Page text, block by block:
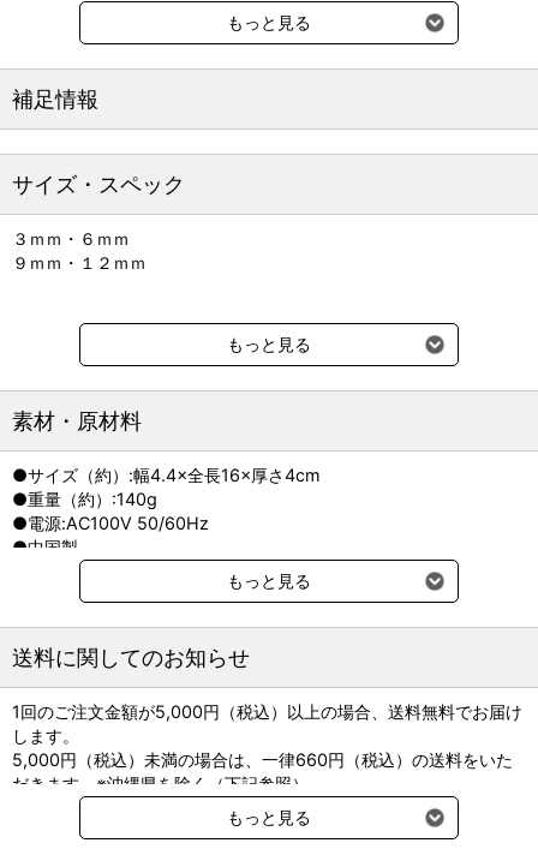
身だしなみカットはサマーカットやトリミングに。アタッチメント
を付けて、毛流れに沿ってカットするだけ。刈りすぎずきれいにカ
8時間フル充電で連続40分間コードレスで使用できます。コンセン
トにつないだままも使用できます。
◇コードレスでも使える「充電・交流式タイプ」
◇軽量140ｇで持ちやすいデザイン
タッチメント付き
◇足裏、肛門周り、サマーカットに
ございます。
※改良のため、仕様を変更することがあります。
もっと見る
補足情報
サイズ・スペック
３ｍｍ・６ｍｍ
９ｍｍ・１２ｍｍ
もっと見る
素材・原材料
●サイズ（約）:幅4.4×全長16×厚さ4cm
●重量（約）:140g
●電源:AC100V 50/60Hz
●中国製
●付属品:アタッチメント(3、6、9、12mm)、オイル、掃除用ブラ
もっと見る
送料に関してのお知らせ
1回のご注文金額が5,000円（税込）以上の場合、送料無料でお届け
します。
5,000円（税込）未満の場合は、一律660円（税込）の送料をいた
だきます。※沖縄県を除く（下記参照）
※2017年11月14日（火）より沖縄県へのお届けにつきましては、1
回のご注文金額（税込）が、30,000円以上で配送無料となります。
もっと見る